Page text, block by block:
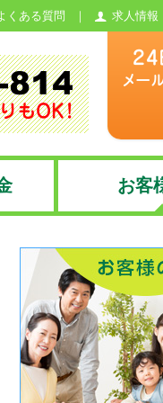
くある質問 求人情報
お客